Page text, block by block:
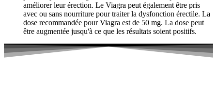
améliorer leur érection. Le Viagra peut également être pris
avec ou sans nourriture pour traiter la dysfonction érectile. La
dose recommandée pour Viagra est de 50 mg. La dose peut
être augmentée jusqu'à ce que les résultats soient positifs.